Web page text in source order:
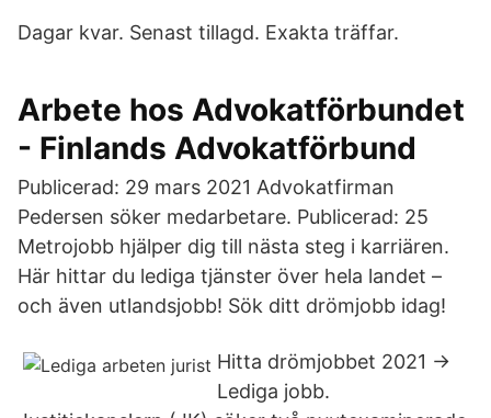
Dagar kvar. Senast tillagd. Exakta träffar.
Arbete hos Advokatförbundet
- Finlands Advokatförbund
Publicerad: 29 mars 2021 Advokatfirman
Pedersen söker medarbetare. Publicerad: 25
Metrojobb hjälper dig till nästa steg i karriären.
Här hittar du lediga tjänster över hela landet –
och även utlandsjobb! Sök ditt drömjobb idag!
Hitta drömjobbet 2021 →
Lediga jobb.